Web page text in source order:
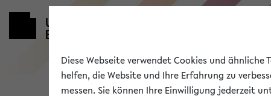
Diese Webseite verwendet Cookies und
helfen, die Website und Ihre Erfahrung zu
messen. Sie können Ihre Einwilligung jederzeit